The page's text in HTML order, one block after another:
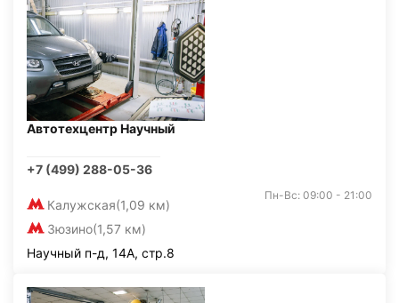
Автотехцентр Научный
+7 (499) 288-05-36
Калужская(1,09 км)
Зюзино(1,57 км)
Пн-Вс: 09:00 - 21:00
Научный п-д, 14А, стр.8